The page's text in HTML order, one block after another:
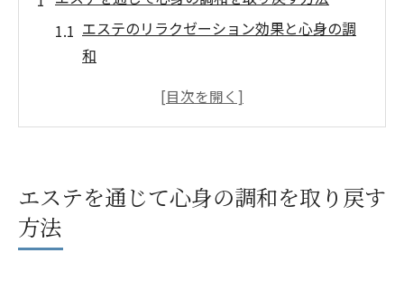
エステのリラクゼーション効果と心身の調
和
全身エステがもたらすストレス解消効果
エステで得られる心の平穏と体の活力
全身エステで体験するリラクゼーションの秘密
エステを通じて心身の調和を取り戻す
方法